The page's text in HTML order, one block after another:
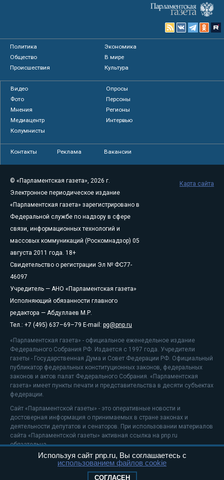
Политика
Экономика
Общество
В мире
Происшествия
Культура
Видео
Опросы
Фото
Персоны
Мнения
Регионы
Медиацентр
Интервью
Колумнисты
Контакты Реклама Вакансии
© «Парламентская газета», 2026 г.
Электронное периодическое издание
«Парламентская газета» зарегистрировано в
Федеральной службе по надзору в сфере
связи, информационных технологий и
массовых коммуникаций (Роскомнадзор) 05
августа 2011 года. 18+
Свидетельство о регистрации Эл № ФС77-
46097
Учредитель — АНО «Парламентская газета»
Исполняющий обязанности главного
редактора — Абдуллаев М.Р.
Тел.: +7 (495) 637–69–79 E-mail: pg@pnp.ru
«Парламентская газета» - официальное еженедельное издание
Федерального Собрания РФ. Издается с 1997 года. Учредители
газеты - Государственная Дума и Совет Федерации РФ. Официальный
публикатор федеральных конституционных законов, федеральных
законов и актов палат Федерального Собрания. «Парламентская
газета» имеет пункты печати и представительства в десяти субъектах
федерации.
Сайт «Парламентской газеты» - это оперативные новости и
достоверная информация о принимаемых в стране законах и
деятельности депутатов и сенаторов. При использовании материалов
сайта «Парламентской газеты» активная ссылка на pnp.ru
обязательна.
На информационном ресурсе применяютсярекомендательные
Положение о защите персональных данных
Карта сайта
Используя сайт pnp.ru, Вы соглашаетесь с
использованием файлов cookie
СОГЛАСЕН